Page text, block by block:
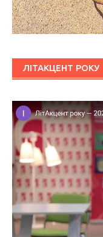
ЛІТАКЦЕНТ РОКУ